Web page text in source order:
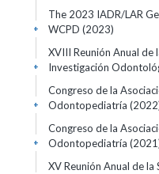
The 2023 IADR/LAR
WCPD (2023)
+
XVIII Reunión Anual de
Investigación
+
Congreso de la
Odontopediatría
+
Congreso de la
Odontopediatría
+
XV Reunión Anual de